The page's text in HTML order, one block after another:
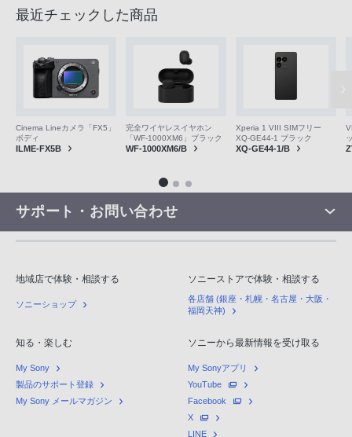
最近チェックした商品
Cinema Lineカメラ「FX5」
ボディ
ILME-FX5B
完全ワイヤレスイヤホン
「WF-1000XM6」ブラック
WF-1000XM6/B
Xperia 1 VIII SIMフリー
XQ-GE44-1 ブラック
XQ-GE44-1/B
サポート・お問い合わせ
地域店で体験・相談する
ソニーショップ
ソニーストアで体験・相談する
各店舗 (銀座・札幌・名古屋・大阪・
福岡天神)
知る・楽しむ
My Sony
製品のサポート登録
My Sony メールマガジン
ソニーから最新情報を受け取る
My Sonyアプリ
YouTube
Facebook
X
LINE